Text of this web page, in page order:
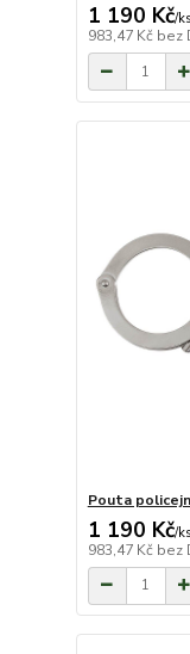
1 190 Kč/ks
983,47 Kč bez
Pouta
1 190 Kč/ks
983,47 Kč bez